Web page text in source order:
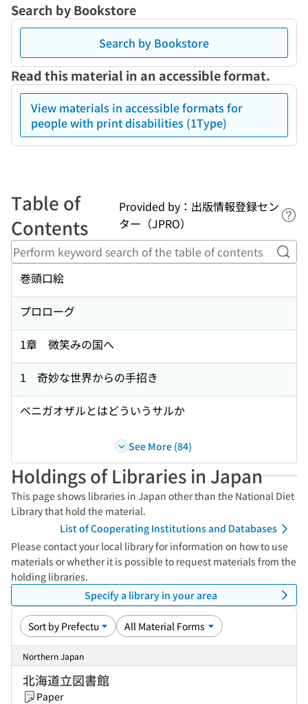
Search by Bookstore
Search by Bookstore
Read this material in an accessible format.
View materials in accessible formats for
people with print disabilities (1Type)
Table of
Contents
Provided by：出版情報登録セン
ター（JPRO）
巻頭口絵
プロローグ
1章 微笑みの国へ
1 奇妙な世界からの手招き
ベニガオザルとはどういうサルか
See More (84)
Holdings of Libraries in Japan
This page shows libraries in Japan other than the National Diet
Library that hold the material.
List of Cooperating Institutions and Databases
Please contact your local library for information on how to use
materials or whether it is possible to request materials from the
holding libraries.
Specify a library in your area
Northern Japan
北海道立図書館
Paper